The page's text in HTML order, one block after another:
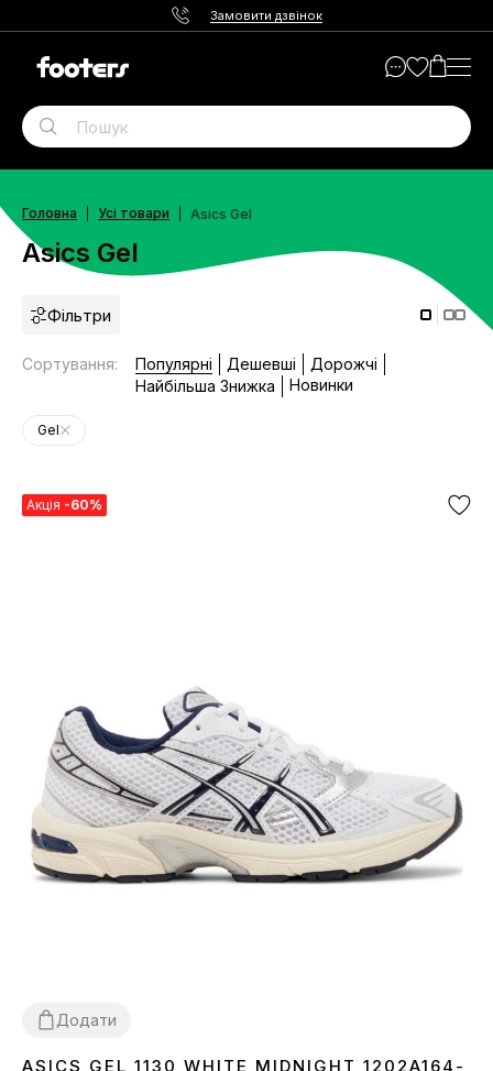
Замовити дзвінок
Головна Усі товари Asics Gel
Asics Gel
Фільтри
Сортування: Популярні Дешевші
Дорожчі
Найбільша Знижка
Новинки
Gel
Акція -60%
Додати
ASICS GEL 1130 WHITE MIDNIGHT 1202A164-